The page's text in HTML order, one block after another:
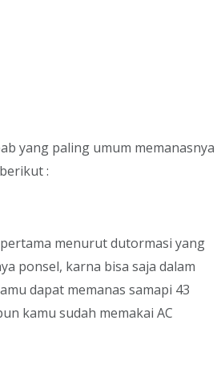
yang paling umum memanasnya
:
menurut dutormasi yang
ponsel, karna bisa saja dalam
dapat memanas samapi 43
kamu sudah memakai AC